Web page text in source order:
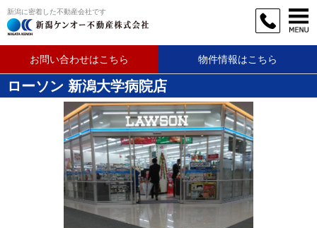
新潟に密着した不動産会社です
お問い合わせはこちら 物件情報はこちら
ローソン 新潟大学病院店